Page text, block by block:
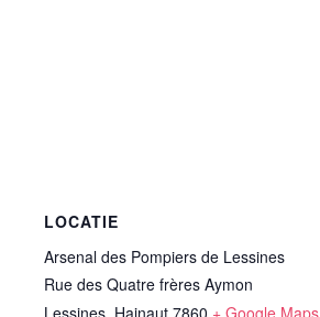
LOCATIE
Arsenal des Pompiers de Lessines
Rue des Quatre frères Aymon